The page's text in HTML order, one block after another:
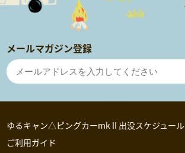
メールマガジン登録
ゆるキャン△ピングカーmkⅡ出没スケジュール
ご利用ガイド